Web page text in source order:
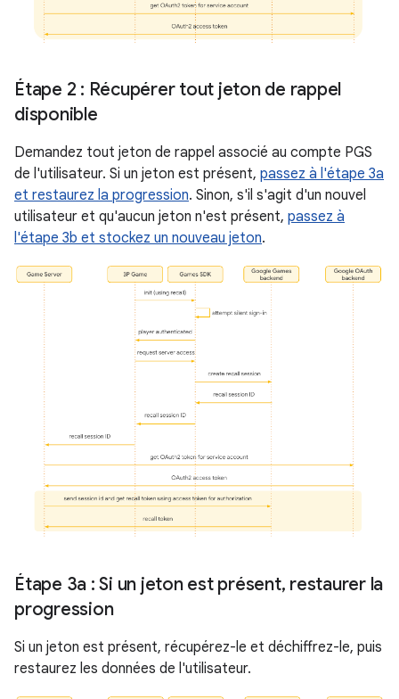
Étape 2 : Récupérer tout jeton de rappel
disponible
Demandez tout jeton de rappel associé au compte PGS
de l'utilisateur. Si un jeton est présent, passez à l'étape 3a
et restaurez la progression. Sinon, s'il s'agit d'un nouvel
utilisateur et qu'aucun jeton n'est présent, passez à
l'étape 3b et stockez un nouveau jeton.
Étape 3a : Si un jeton est présent, restaurer la
progression
Si un jeton est présent, récupérez-le et déchiffrez-le, puis
restaurez les données de l'utilisateur.